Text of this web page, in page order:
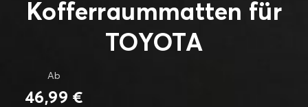
Kofferraummatten für
TOYOTA
Ab
46,99 €